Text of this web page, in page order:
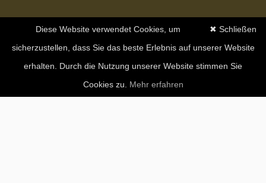
✖ Schließen
Diese Website verwendet Cookies, um
sicherzustellen, dass Sie das beste Erlebnis auf unserer Website
erhalten. Durch die Nutzung unserer Website stimmen Sie
Cookies zu. Mehr erfahren